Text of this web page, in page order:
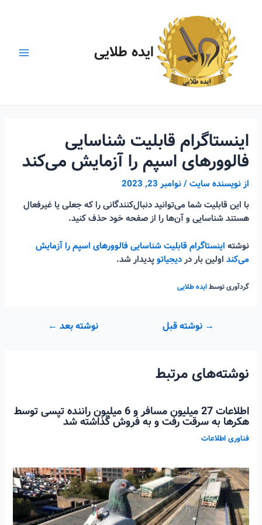
ایده طلایی
اینستاگرام قابلیت شناسایی
فالوورهای اسپم را آزمایش می‌کند
ازنویسنده سایت/نوامبر 23, 2023
با این قابلیت شما می‌توانید دنبال‌کنندگانی را که جعلی یا غیرفعال
هستند شناسایی و آن‌ها را از صفحه خود حذف کنید.
نوشته اینستاگرام قابلیت شناسایی فالوورهای اسپم را آزمایش
می‌کند اولین بار دردیجیاتوپدیدار شد.
گردآوری توسطایده طلایی
راهبری
→ نوشته قبل نوشته بعد ←
نوشته‌های مرتبط
اطلاعات 27 میلیون مسافر و 6 میلیون راننده تپسی توسط
هکرها به سرقت رفت و به فروش گذاشته شد
فناوری اطلاعات